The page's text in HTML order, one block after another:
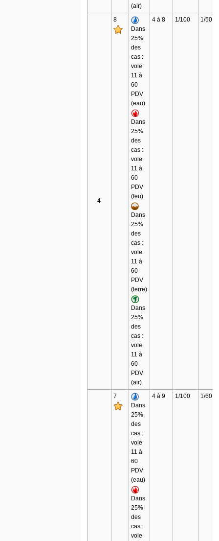
(air)
4
8
Dans
25%
des
cas :
vole
11 à
60
PDV
(eau)
Dans
25%
des
cas :
vole
11 à
60
PDV
(feu)
Dans
25%
des
cas :
vole
11 à
60
PDV
(terre)
Dans
25%
des
cas :
vole
11 à
60
PDV
(air)
4 à 8 1/100 1/50
7
Dans
25%
des
cas :
vole
11 à
60
PDV
(eau)
Dans
25%
des
cas :
vole
4 à 9 1/100 1/60